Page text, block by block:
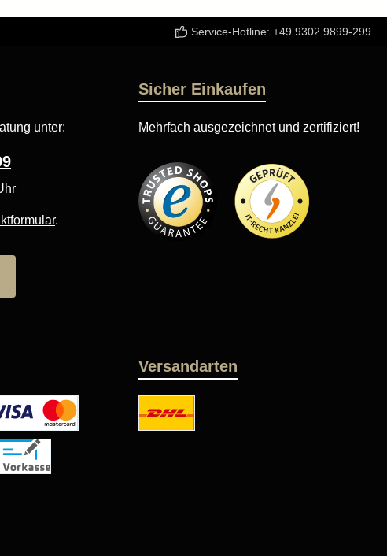
Service-Hotline: +49 9302 9899-299
unter:
.
Sicher Einkaufen
Mehrfach ausgezeichnet und zertifiziert!
oder Debitkarte
Versandarten